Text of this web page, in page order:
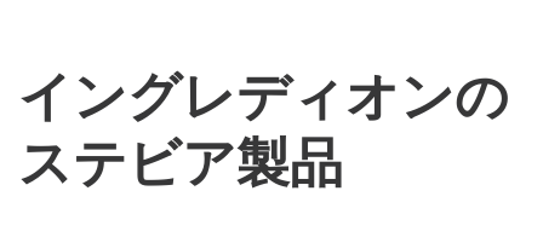
イングレディオンの
ステビア製品